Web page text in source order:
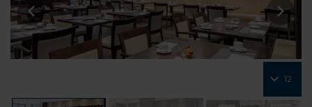
12